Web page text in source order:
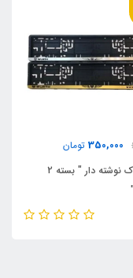
350,000 تومان
قاب پلاک نوشته دار " بسته 2